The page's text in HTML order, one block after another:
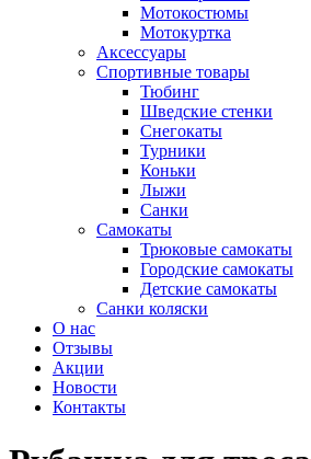
Мотокостюмы
Мотокуртка
Аксессуары
Спортивные товары
Тюбинг
Шведские стенки
Снегокаты
Турники
Коньки
Лыжи
Санки
Самокаты
Трюковые самокаты
Городские самокаты
Детские самокаты
Санки коляски
О нас
Отзывы
Акции
Новости
Контакты